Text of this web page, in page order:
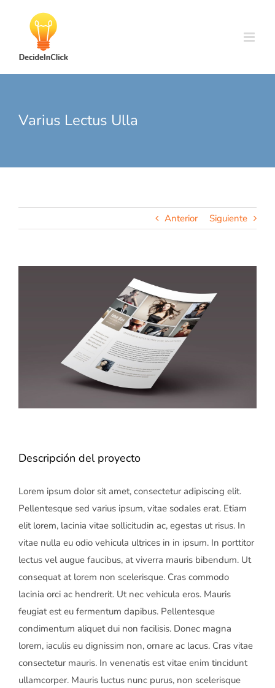
Varius Lectus Ulla
Anterior Siguiente
Descripción del proyecto
Lorem ipsum dolor sit amet, consectetur adipiscing elit.
Pellentesque sed varius ipsum, vitae sodales erat. Etiam
elit lorem, lacinia vitae sollicitudin ac, egestas ut risus. In
vitae nulla eu odio vehicula ultrices in in ipsum. In porttitor
lectus vel augue faucibus, at viverra mauris bibendum. Ut
consequat at lorem non scelerisque. Cras commodo
lacinia orci ac hendrerit. Ut nec vehicula eros. Mauris
feugiat est eu fermentum dapibus. Pellentesque
condimentum aliquet dui non facilisis. Donec magna
lorem, iaculis eu dignissim non, ornare ac lacus. Cras vitae
consectetur mauris. In venenatis est vitae enim tincidunt
ullamcorper. Mauris luctus nunc purus, non scelerisque